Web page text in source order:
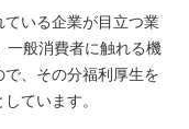
いる企業が目立つ業
一般消費者に触れる機
、その分福利厚生を
ています。